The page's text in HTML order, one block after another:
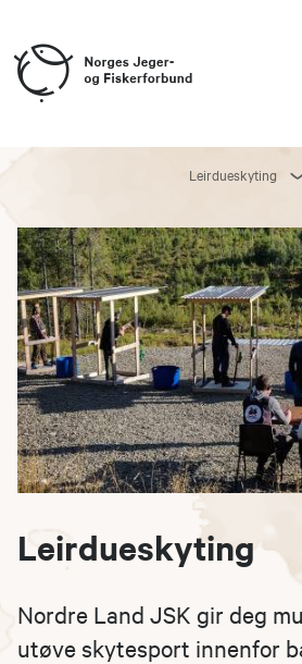
Leirdueskyting
Leirdueskyting
Nordre Land JSK gir deg
utøve skytesport innenfor